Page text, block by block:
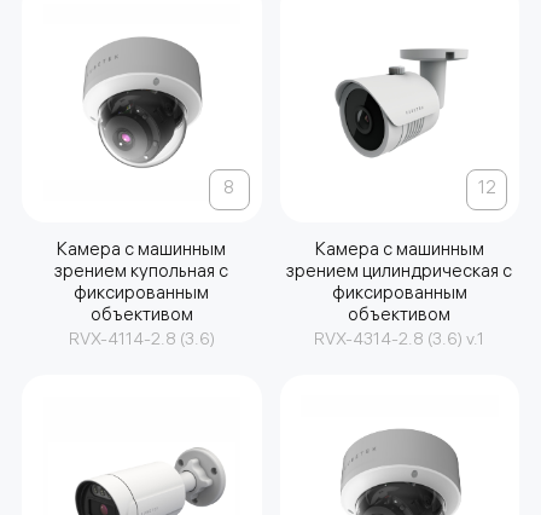
8
Камера с машинным
зрением купольная с
фиксированным
объективом
RVX-4114-2.8 (3.6)
12
Камера с машинным
зрением цилиндрическая с
фиксированным
объективом
RVX-4314-2.8 (3.6) v.1